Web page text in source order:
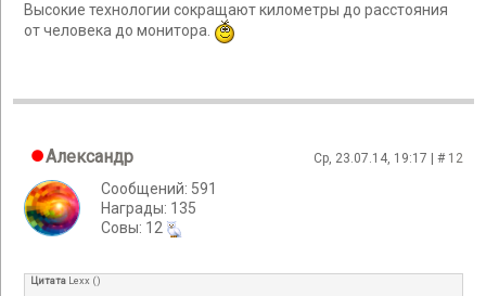
Высокие технологии сокращают километры до расстояния
от человека до монитора.
Александр Ср, 23.07.14, 19:17 | # 12
Сообщений: 591
Награды: 135
Cовы: 12
Цитата Lexx ()